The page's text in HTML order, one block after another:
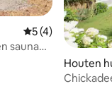
Gemiddelde
5 (4)
sauna
Houten